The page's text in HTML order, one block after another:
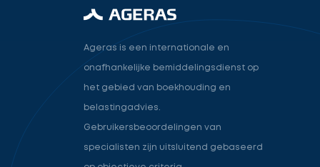
Ageras is een internationale en
onafhankelijke bemiddelingsdienst op
het gebied van boekhouding en
belastingadvies.
Gebruikersbeoordelingen van
specialisten zijn uitsluitend gebaseerd